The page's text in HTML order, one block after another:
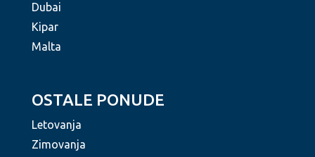
Dubai
Kipar
Malta
OSTALE PONUDE
Letovanja
Zimovanja